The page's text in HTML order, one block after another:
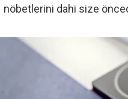
nöbetlerini dahi size